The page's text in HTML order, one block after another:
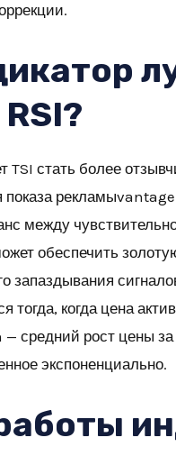
TSI стать более
между
обеспечить
запаздывания
тогда, когда цена
средний рост цены
экспоненциально.